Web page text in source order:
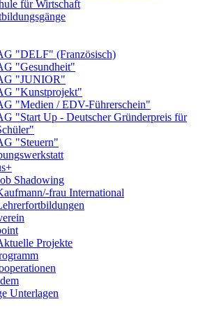
für Wirtschaft
"DELF" (Französisch)
"Gesundheit"
"JUNIOR"
"Kunstprojekt"
"Medien / EDV-Führerschein"
"Start Up - Deutscher Gründerpreis für
"Steuern"
Shadowing
frau International
Projekte
Unterlagen